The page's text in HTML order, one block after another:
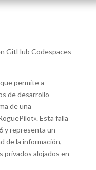
GitHub Codespaces
permite a
de desarrollo
de una
Esta falla
y representa un
de la información,
privados alojados en